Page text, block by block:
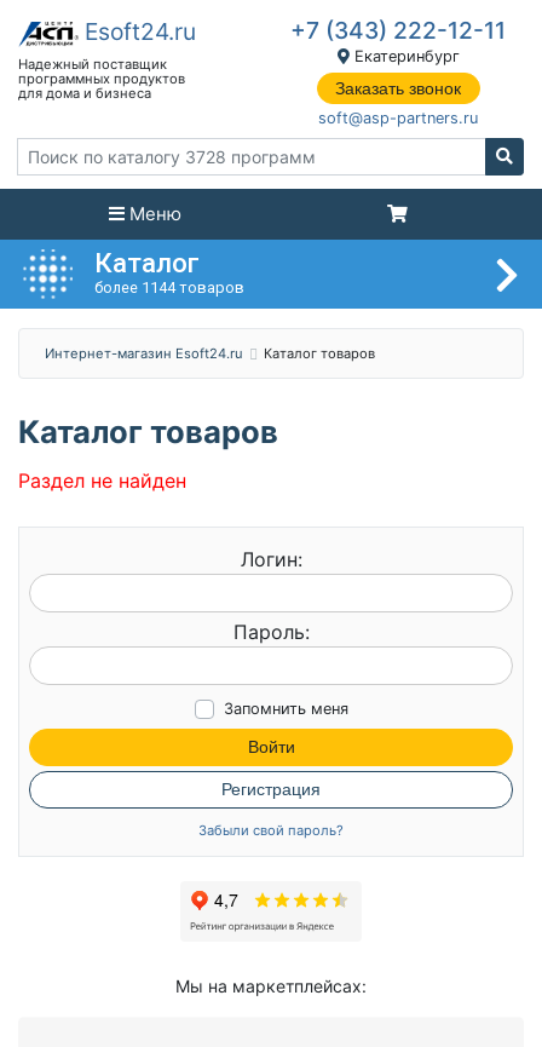
+7 (343) 222-12-11
Екатеринбург
Заказать звонок
soft@asp-partners.ru
Меню
Каталог
более 1144 товаров
Интернет-магазин Esoft24.ru Каталог товаров
Каталог товаров
Раздел не найден
Логин:
Пароль:
Запомнить меня
Войти
Регистрация
Забыли свой пароль?
Мы на маркетплейсах: